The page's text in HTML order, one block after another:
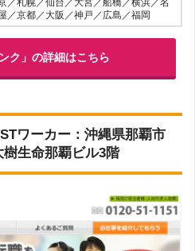
／札幌／仙台／大宮／船橋／横浜／名
／京都／大阪／神戸／広島／福岡
ク」の詳細はこちら
ワーカー：沖縄県那覇市
生命那覇ビル3階